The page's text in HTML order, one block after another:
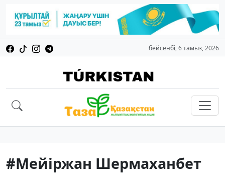
бейсенбі, 6 тамыз, 2026
#Мейіржан Шермаханбет